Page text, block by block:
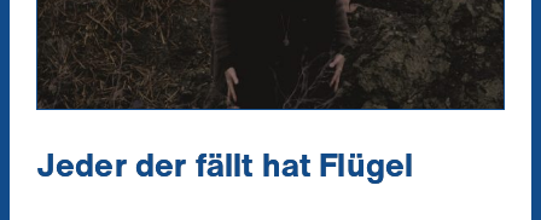
Jeder der fällt hat Flügel